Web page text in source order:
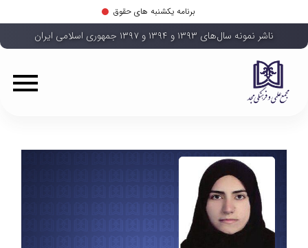
برنامه یکشنبه های حقوق
ناشر نمونه سال‌های ۱۳۹۳ و ۱۳۹۴ و ۱۳۹۷ جمهوری اسلامی ایران